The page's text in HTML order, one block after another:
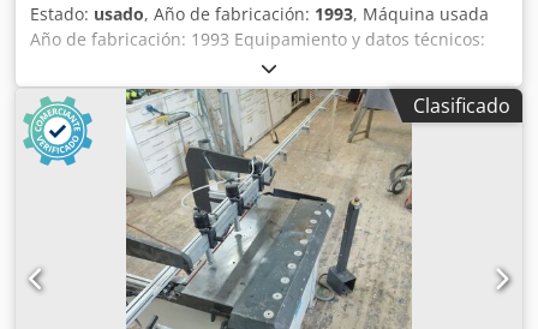
Estado: usado, Año de fabricación: 1993, Máquina usada
Año de fabricación: 1993 Equipamiento y datos técnicos:
Portabrocas de 2 mordazas hasta 20 mm de diámetro de
vástago Ajuste de posición neumático en 2 niveles 0-100
mm Profundidad máxima de perforación: 150 mm Guía
dentada de precisión de 12 mm Posicionamiento y ajuste
transversal centrados 2 cilindros neumáticos de sujeción
de seguridad Motor: 1,5 kW Revoluciones: 2800 rpm
Dispositivo de taladrado de ranuras largas abatible con 2
levas de programa Peso de la máquina aprox. 310 kg
Dimensiones de la máquina (An x Pr x Al): 1100 x 1100 x
1500 mm (sin tope) Disponibilidad: a corto plazo Credpfxjw
I Uy Tj An Ejf Ubicación: Röllbach
Clasificado